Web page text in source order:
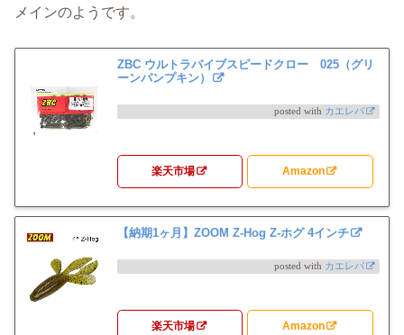
メインのようです。
ZBC ウルトラバイブスピードクロー 025（グリ
ーンパンプキン）
posted with カエレバ
楽天市場 Amazon
【納期1ヶ月】ZOOM Z-Hog Z-ホグ 4インチ
posted with カエレバ
楽天市場 Amazon